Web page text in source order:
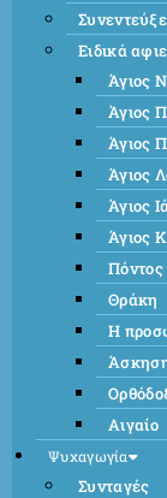
Ειδικά
Άγιος
Άγιος
Άγιος
Άγιος
Άγιος
Άγιος
Πόντος
Θράκη
Η
Αιγαίο
Ψυχαγωγία
Συνταγές